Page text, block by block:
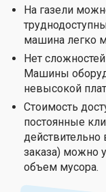
На газели
машина легко
Нет
Машины
невысокой
Стоимость
постоянные
действительно
заказа) можно
объем мусора.